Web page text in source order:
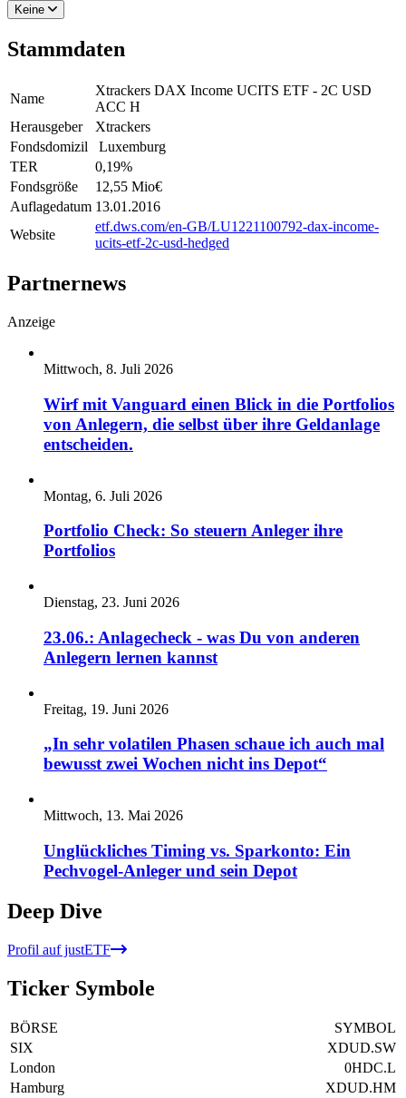
Keine
Stammdaten
Name
Xtrackers DAX Income UCITS ETF - 2C USD
ACC H
Herausgeber
Xtrackers
Fondsdomizil
Luxemburg
TER
0,19%
Fondsgröße
12,55 Mio€
Auflagedatum 13.01.2016
Website
etf.dws.com/en-GB/LU1221100792-dax-income-
ucits-etf-2c-usd-hedged
Partnernews
Anzeige
Mittwoch, 8. Juli 2026
Wirf mit Vanguard einen Blick in die Portfolios
von Anlegern, die selbst über ihre Geldanlage
entscheiden.
Montag, 6. Juli 2026
Portfolio Check: So steuern Anleger ihre
Portfolios
Dienstag, 23. Juni 2026
23.06.: Anlagecheck - was Du von anderen
Anlegern lernen kannst
Freitag, 19. Juni 2026
„In sehr volatilen Phasen schaue ich auch mal
bewusst zwei Wochen nicht ins Depot“
Mittwoch, 13. Mai 2026
Unglückliches Timing vs. Sparkonto: Ein
Pechvogel-Anleger und sein Depot
Deep Dive
Profil auf justETF
Ticker Symbole
BÖRSE
SYMBOL
SIX
XDUD.SW
London
0HDC.L
Hamburg
XDUD.HM